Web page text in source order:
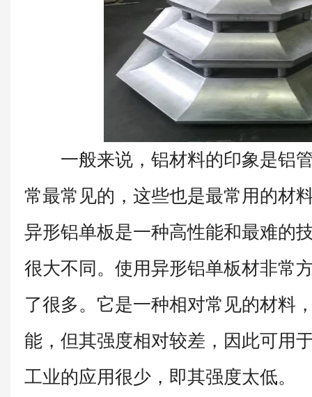
一般来说，铝材料的印象是铝管
常最常见的，这些也是最常用的材
异形铝单板是一种高性能和最难的
很大不同。使用异形铝单板材非常
了很多。它是一种相对常见的材料
能，但其强度相对较差，因此可用
工业的应用很少，即其强度太低。